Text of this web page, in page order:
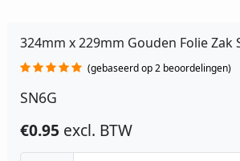
324mm x 229mm Gouden Folie Zak
(gebaseerd op 2 beoordelingen)
SN6G
€0.95 excl. BTW